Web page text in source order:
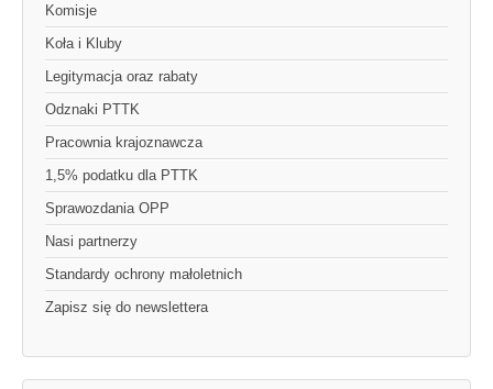
Komisje
Koła i Kluby
Legitymacja oraz rabaty
Odznaki PTTK
Pracownia krajoznawcza
1,5% podatku dla PTTK
Sprawozdania OPP
Nasi partnerzy
Standardy ochrony małoletnich
Zapisz się do newslettera